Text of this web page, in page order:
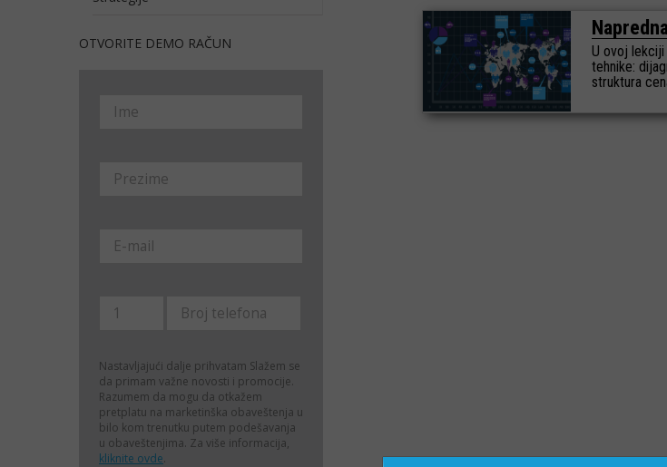
U ovoj
tehnike:
struktura
OTVORITE DEMO RAČUN
Nastavljajući dalje prihvatam Slažem se
da primam važne novosti i promocije.
Razumem da mogu da otkažem
pretplatu na marketinška obaveštenja u
bilo kom trenutku putem podešavanja
u obaveštenjima. Za više informacija,
kliknite ovde.